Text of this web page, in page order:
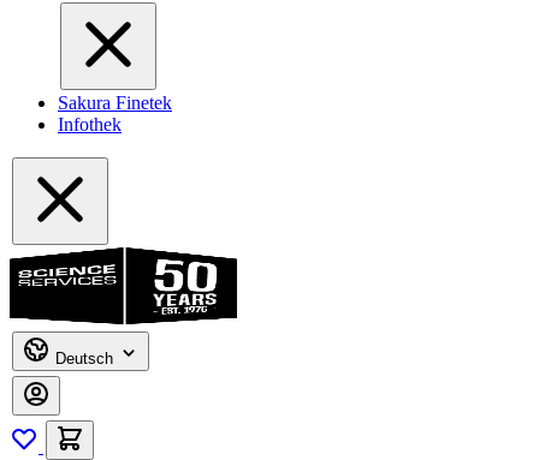
Sakura Finetek
Infothek
Deutsch